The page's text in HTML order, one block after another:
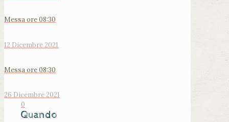
Messa ore 08:30
12 Dicembre 2021
Messa ore 08:30
26 Dicembre 2021
0
Quando